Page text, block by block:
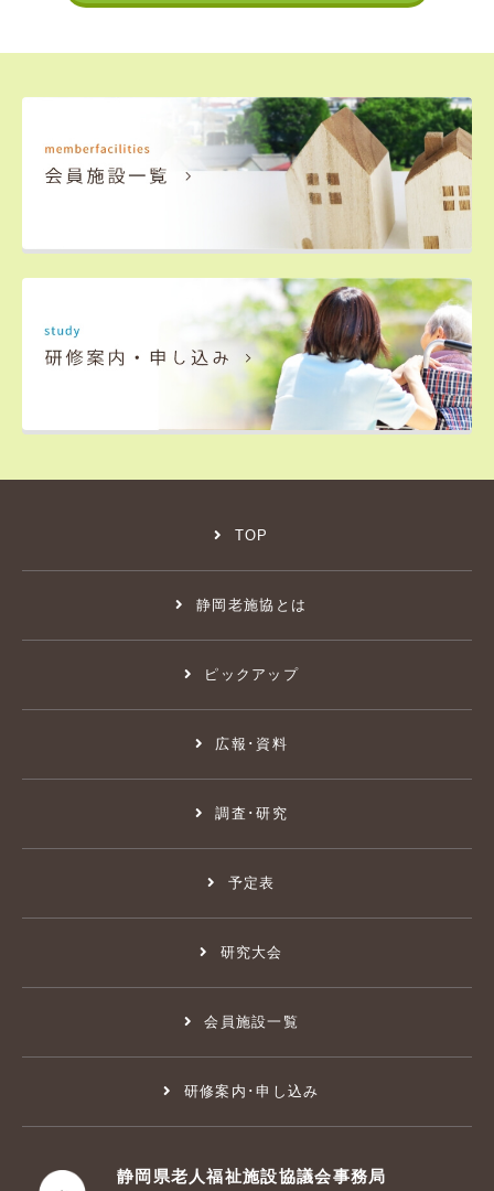
TOP
静岡老施協とは
ピックアップ
広報･資料
調査･研究
予定表
研究大会
会員施設一覧
研修案内･申し込み
静岡県老人福祉施設協議会事務局